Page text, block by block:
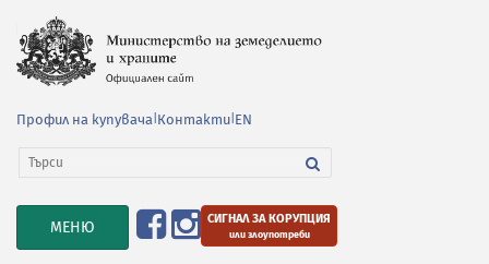
Профил на купувача Контакти EN
TOGGLE
NAVIGATION
МЕНЮ СИГНАЛ ЗА КОРУПЦИЯ
или злоупотреби